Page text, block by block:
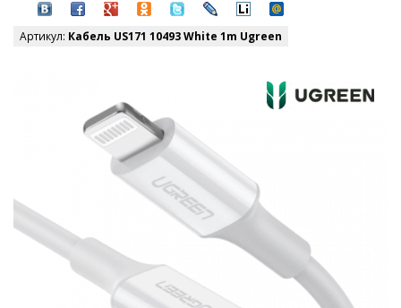
Артикул: Кабель US171 10493 White 1m Ugreen